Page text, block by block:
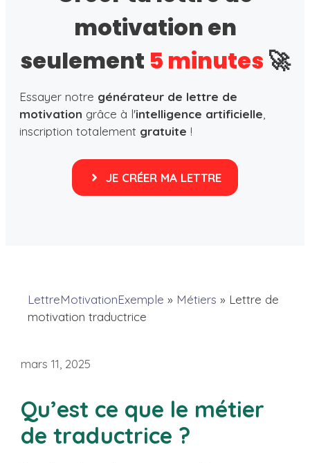
motivation en
seulement 5 minutes 🚀
Essayer notre générateur de lettre de
motivation grâce à l'intelligence artificielle
inscription totalement gratuite !
JE CRÉER MA LETTRE
LettreMotivationExemple » Métiers » Lettre de
motivation traductrice
mars 11, 2025
Qu’est ce que le métier
de traductrice ?